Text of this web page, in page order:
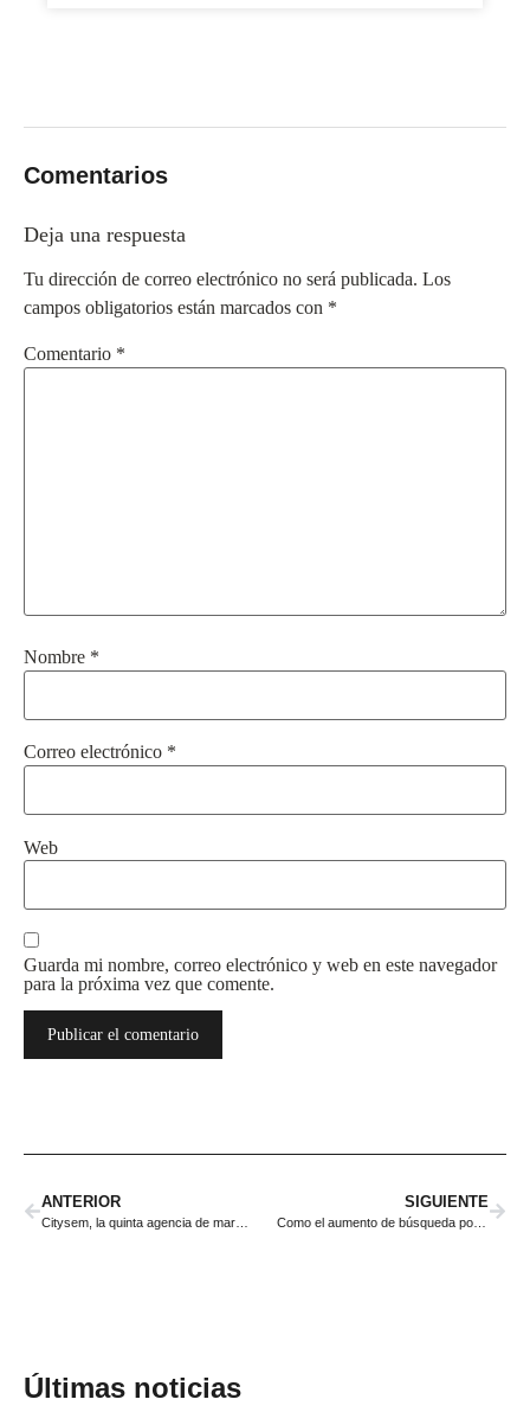
Comentarios
Deja una respuesta
Tu dirección de correo electrónico no será publicada. Los
campos obligatorios están marcados con *
Comentario *
Nombre *
Correo electrónico *
Web
Guarda mi nombre, correo electrónico y web en este navegador
para la próxima vez que comente.
ANTERIOR SIGUIENTE
Últimas noticias